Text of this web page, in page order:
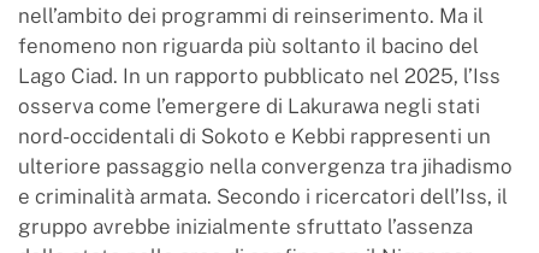
nell’ambito dei programmi di reinserimento. Ma il
fenomeno non riguarda più soltanto il bacino del
Lago Ciad. In un rapporto pubblicato nel 2025, l’Iss
osserva come l’emergere di Lakurawa negli stati
nord-occidentali di Sokoto e Kebbi rappresenti un
ulteriore passaggio nella convergenza tra jihadismo
e criminalità armata. Secondo i ricercatori dell’Iss, il
gruppo avrebbe inizialmente sfruttato l’assenza